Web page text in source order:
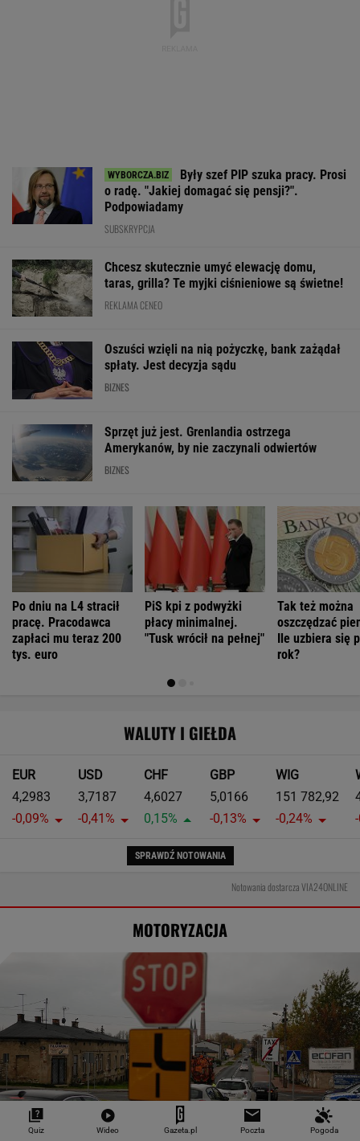
Były szef PIP szuka pracy. Prosi
o radę. "Jakiej domagać się pensji?".
Podpowiadamy
SUBSKRYPCJA
Chcesz skutecznie umyć elewację domu,
taras, grilla? Te myjki ciśnieniowe są świetne!
REKLAMA CENEO
Oszuści wzięli na nią pożyczkę, bank zażądał
spłaty. Jest decyzja sądu
BIZNES
Sprzęt już jest. Grenlandia ostrzega
Amerykanów, by nie zaczynali odwiertów
BIZNES
Po dniu na L4 stracił
pracę. Pracodawca
zapłaci mu teraz 200
tys. euro
PiS kpi z podwyżki
płacy minimalnej.
"Tusk wrócił na pełnej"
Tak też można
oszczędzać
Ile uzbiera się
rok?
WALUTY I GIEŁDA
EUR
4,2983
-0,09%
USD
3,7187
-0,41%
CHF
4,6027
0,15%
GBP
5,0166
-0,13%
WIG
151 782,92
-0,24%
SPRAWDŹ NOTOWANIA
Notowania dostarcza VIA24ONLINE
MOTORYZACJA
Quiz Wideo Gazeta.pl Poczta Pogoda